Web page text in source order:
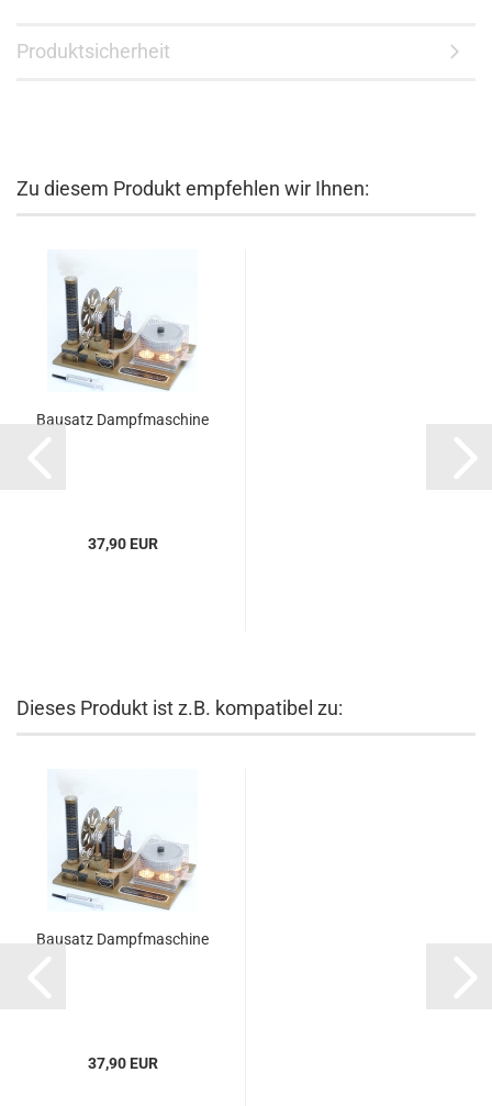
Produktsicherheit
Zu diesem Produkt empfehlen wir Ihnen:
Bausatz Dampfmaschine
37,90 EUR
Dieses Produkt ist z.B. kompatibel zu:
Bausatz Dampfmaschine
37,90 EUR